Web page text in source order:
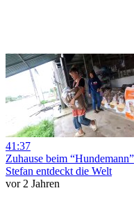
41:37
Zuhause beim “Hundemann”
Stefan entdeckt die Welt
vor 2 Jahren